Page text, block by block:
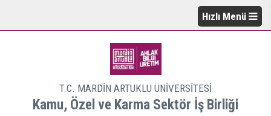
Hızlı Menü
T.C. MARDİN ARTUKLU ÜNİVERSİTESİ
Kamu, Özel ve Karma Sektör İş Birliği